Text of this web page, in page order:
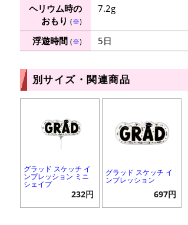
ヘリウム時の
おもり (※)
7.2g
浮遊時間 (※) 5日
別サイズ・関連商品
グラッド スケッチ イ
ンプレッション ミニ
シェイプ
232円
グラッド スケッチ イ
ンプレッション
697円